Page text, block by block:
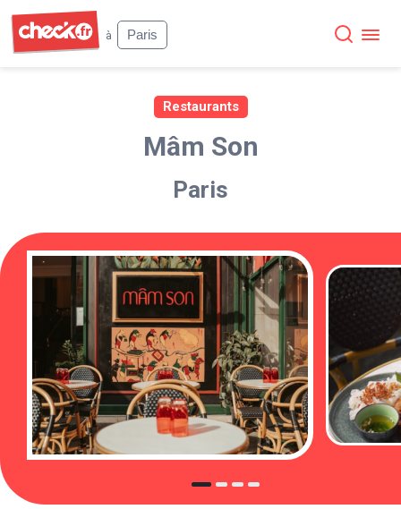
à
Paris
Restaurants
Mâm Son
Paris